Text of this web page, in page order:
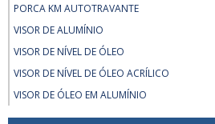
PORCA KM AUTOTRAVANTE
VISOR DE ALUMÍNIO
VISOR DE NÍVEL DE ÓLEO
VISOR DE NÍVEL DE ÓLEO ACRÍLICO
VISOR DE ÓLEO EM ALUMÍNIO